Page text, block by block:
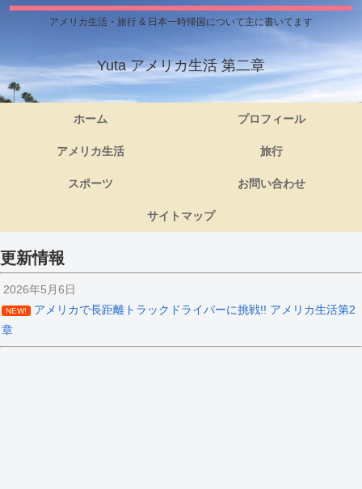
アメリカ生活・旅行 & 日本一時帰国について主に書いてます
Yuta アメリカ生活 第二章
ホーム プロフィール
アメリカ生活 旅行
スポーツ お問い合わせ
サイトマップ
更新情報
2026年5月6日
NEW!
アメリカで長距離トラックドライバーに挑戦!! アメリカ生活第2
章